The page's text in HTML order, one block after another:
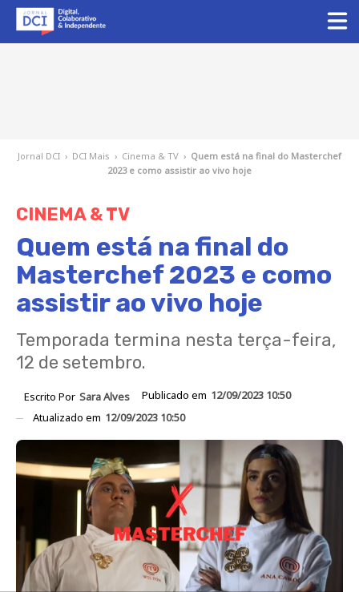
Jornal DCI › DCI Mais › Cinema & TV › Quem está na final do Masterchef
2023 e como assistir ao vivo hoje
CINEMA & TV
Quem está na final do
Masterchef 2023 e como
assistir ao vivo hoje
Temporada termina nesta terça-feira,
12 de setembro.
Escrito Por Sara Alves Publicado em 12/09/2023 10:50
Atualizado em 12/09/2023 10:50